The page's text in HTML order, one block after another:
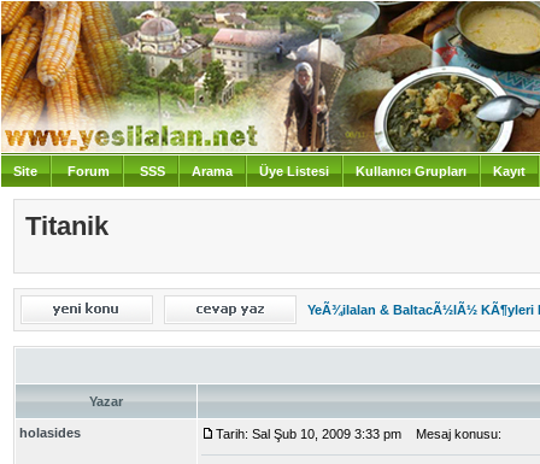
Site Forum SSS Arama Üye Listesi Kullanıcı Grupları Kayıt
Giriş
Titanik
YeÃ¾ilalan & BaltacÃ½lÃ½ KÃ¶yleri
Yazar
holasides Tarih: Sal Şub 10, 2009 3:33 pm Mesaj konusu: